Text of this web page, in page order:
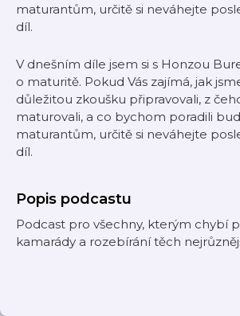
maturantům, určitě si neváhejte
díl.
V dnešním díle jsem si s Honzou
o maturitě. Pokud Vás zajímá, jak
důležitou zkoušku připravovali, z
maturovali, a co bychom poradili
maturantům, určitě si neváhejte
díl.
Popis podcastu
Podcast pro všechny, kterým chybí
kamarády a rozebírání těch